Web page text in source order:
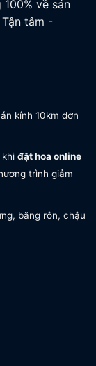
về sản
tâm -
kính 10km đơn
đặt hoa online
trình giảm
băng rôn, chậu